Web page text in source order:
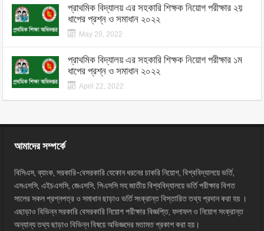
প্রাথমিক বিদ্যালয় এর সহকারি শিক্ষক নিয়োগ পরীক্ষার ২য়
ধাপের প্রশ্ন ও সমাধান ২০২২
May 20, 2022
প্রাথমিক বিদ্যালয় এর সহকারি শিক্ষক নিয়োগ পরীক্ষার ১ম
ধাপের প্রশ্ন ও সমাধান ২০২২
April 22, 2022
আমাদের সম্পর্কে
বিসিএস, ব্যাংক, সরকারি-বেসরকারি যেকোন ধরনের চাকরি নিয়োগ, বিশ্ববিদ্যালয়ে ভর্তি,
এসএসসি, এইচএসসি, জেএসসি, পিএসসি সহ জাতীয় বিশ্ববিদ্যালয়ে ভর্তি পরীক্ষার বিগত
সালের সকল প্রশ্নপত্র ও সমাধান ছাড়াও ভর্তি সংক্রান্ত বিস্তারিত তথ্য প্রদান করা হয় ।
এছাড়াও বিভিন্ন সরকারি বেসরকারি নিয়োগ পরীক্ষার বিজ্ঞপ্তি, ফলাফল ও নিয়োগ সংক্রান্ত
অন্যান্য তথ্য ছাড়াও বিভিন্ন বিষয়ে অভিজ্ঞদের মতামত প্রকাশ করা হয়।